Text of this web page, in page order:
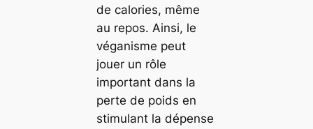
de calories, même
au repos. Ainsi, le
véganisme peut
jouer un rôle
important dans la
perte de poids en
stimulant la dépense